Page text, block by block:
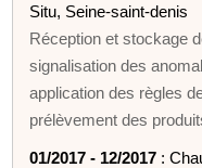
Situ, Seine-saint-denis
Réception et stockage
signalisation des
application des règles
prélèvement des
01/2017 - 12/2017 :